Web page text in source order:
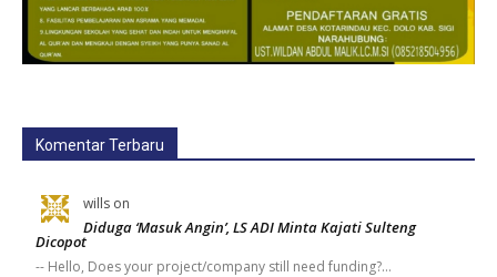
Komentar Terbaru
wills on
Diduga ‘Masuk Angin’, LS ADI Minta Kajati Sulteng
Dicopot
-- Hello, Does your project/company still need funding?…